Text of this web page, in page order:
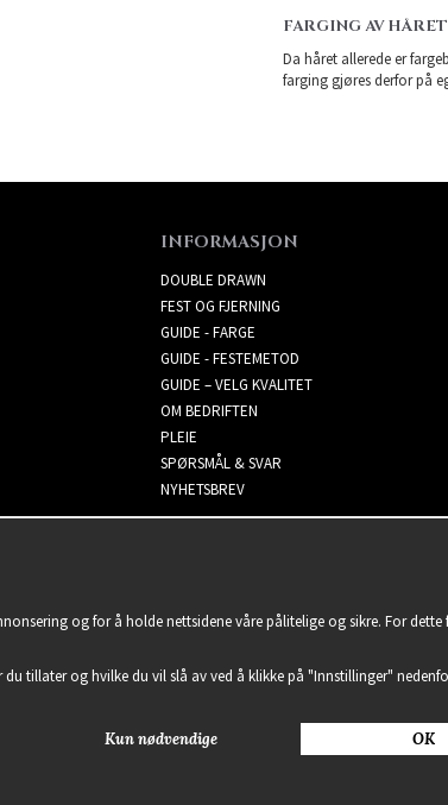
FARGING AV HÅRET
Da håret allerede er
farging gjøres derfor på
INFORMASJON
DOUBLE DRAWN
FEST OG FJERNING
GUIDE - FARGE
GUIDE - FESTEMETOD
GUIDE – VELG KVALITET
OM BEDRIFTEN
PLEIE
SPØRSMÅL & SVAR
NYHETSBREV
2021 Delightful Hair
og for å holde nettsidene våre pålitelige og sikre. For
tillater og hvilke du vil slå av ved å klikke på "Innstillinger"
Kun nødvendige OK